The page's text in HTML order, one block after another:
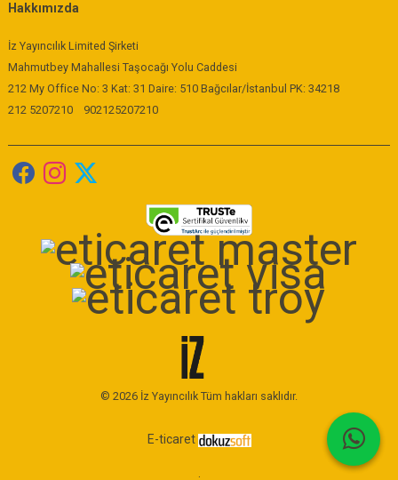
Hakkımızda
İz Yayıncılık Limited Şirketi
Mahmutbey Mahallesi Taşocağı Yolu Caddesi
212 My Office No: 3 Kat: 31 Daire: 510 Bağcılar/İstanbul PK: 34218
212 5207210
902125207210
© 2026 İz Yayıncılık Tüm hakları saklıdır.
E-ticaret
.